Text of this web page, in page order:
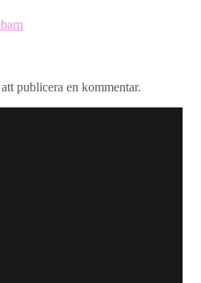
publicera en kommentar.